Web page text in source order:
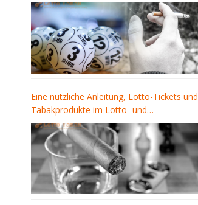
Eine nützliche Anleitung, Lotto-Tickets und
Tabakprodukte im Lotto- und
Tabakgeschäft zu kaufen